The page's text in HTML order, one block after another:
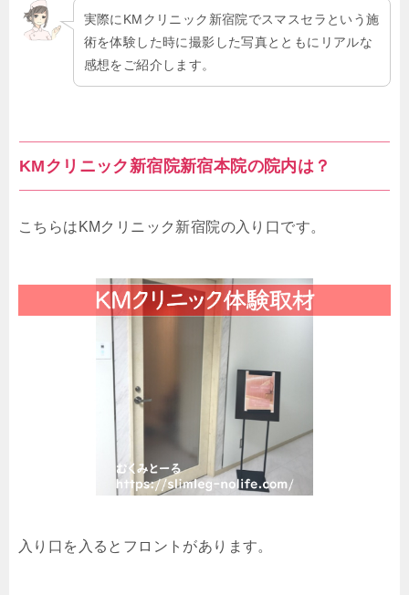
実際にKMクリニック新宿院でスマスセラという施
術を体験した時に撮影した写真とともにリアルな
感想をご紹介します。
KMクリニック新宿院新宿本院の院内は？
こちらはKMクリニック新宿院の入り口です。
入り口を入るとフロントがあります。